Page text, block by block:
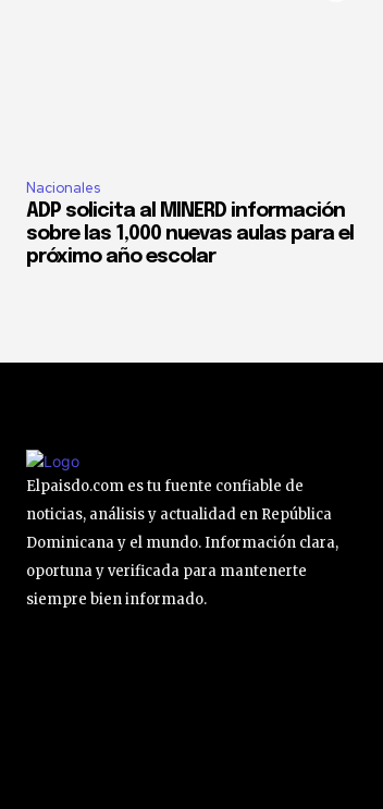
Nacionales
ADP solicita al MINERD información
sobre las 1,000 nuevas aulas para el
próximo año escolar
Elpaisdo.com es tu fuente confiable de
noticias, análisis y actualidad en República
Dominicana y el mundo. Información clara,
oportuna y verificada para mantenerte
siempre bien informado.